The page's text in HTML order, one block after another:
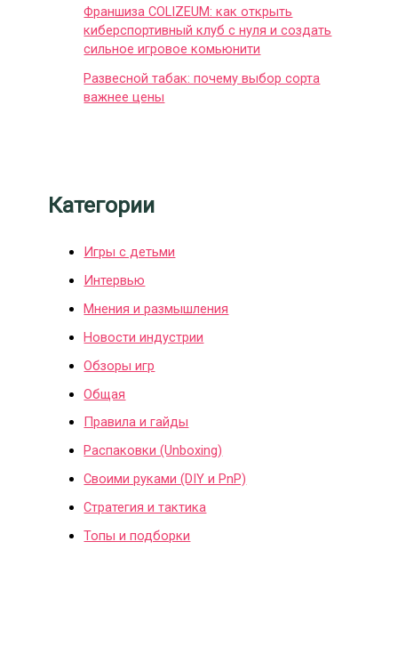
Франшиза COLIZEUM: как открыть
киберспортивный клуб с нуля и создать
сильное игровое комьюнити
Развесной табак: почему выбор сорта
важнее цены
Категории
Игры с детьми
Интервью
Мнения и размышления
Новости индустрии
Обзоры игр
Общая
Правила и гайды
Распаковки (Unboxing)
Своими руками (DIY и PnP)
Стратегия и тактика
Топы и подборки